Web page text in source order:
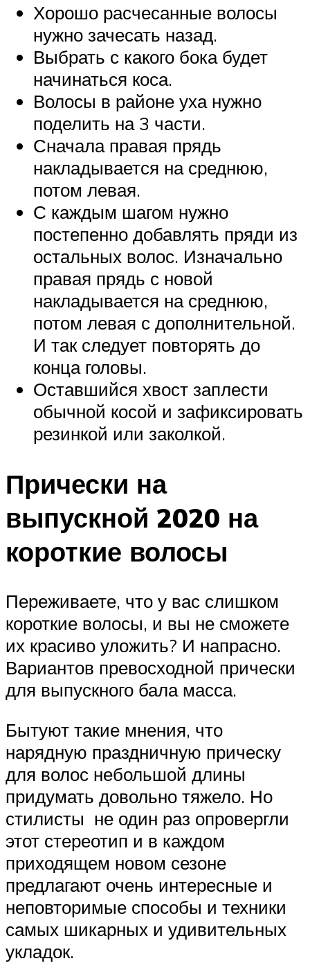
Хорошо расчесанные волосы
нужно зачесать назад.
Выбрать с какого бока будет
начинаться коса.
Волосы в районе уха нужно
поделить на 3 части.
Сначала правая прядь
накладывается на среднюю,
потом левая.
С каждым шагом нужно
постепенно добавлять пряди из
остальных волос. Изначально
правая прядь с новой
накладывается на среднюю,
потом левая с дополнительной.
И так следует повторять до
конца головы.
Оставшийся хвост заплести
обычной косой и зафиксировать
резинкой или заколкой.
Прически на
выпускной 2020 на
короткие волосы
Переживаете, что у вас слишком
короткие волосы, и вы не сможете
их красиво уложить? И напрасно.
Вариантов превосходной прически
для выпускного бала масса.
Бытуют такие мнения, что
нарядную праздничную прическу
для волос небольшой длины
придумать довольно тяжело. Но
стилисты не один раз опровергли
этот стереотип и в каждом
приходящем новом сезоне
предлагают очень интересные и
неповторимые способы и техники
самых шикарных и удивительных
укладок.